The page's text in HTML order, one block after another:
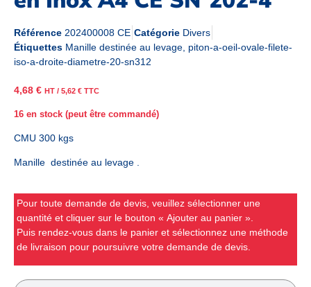
Référence 202400008 CE Catégorie Divers
Étiquettes Manille destinée au levage piton-a-oeil-ovale-filete-
iso-a-droite-diametre-20-sn312
4,68 € HT / 5,62 € TTC
16 en stock (peut être commandé)
CMU 300 kgs
Manille destinée au levage .
Pour toute demande de devis, veuillez sélectionner une
quantité et cliquer sur le bouton « Ajouter au panier ».
Puis rendez-vous dans le panier et sélectionnez une méthode
de livraison pour poursuivre votre demande de devis.